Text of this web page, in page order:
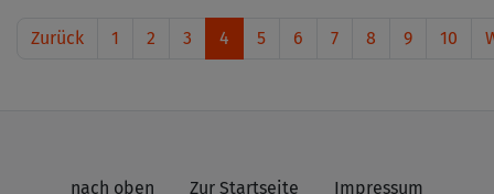
Zurück 1 2 3 4 5 6 7 8 9 10
nach oben Zur Startseite Impressum